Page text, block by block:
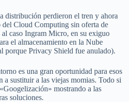
distribución perdieron el tren y ahora
del Cloud Computing sin oferta de
al caso Ingram Micro, en su exiguo
el almacenamiento en la Nube
porque Privacy Shield fue anulado).
es una gran oportunidad para esos
a sustituir a las viejas momias. Todo si
mostrando a las
soluciones.